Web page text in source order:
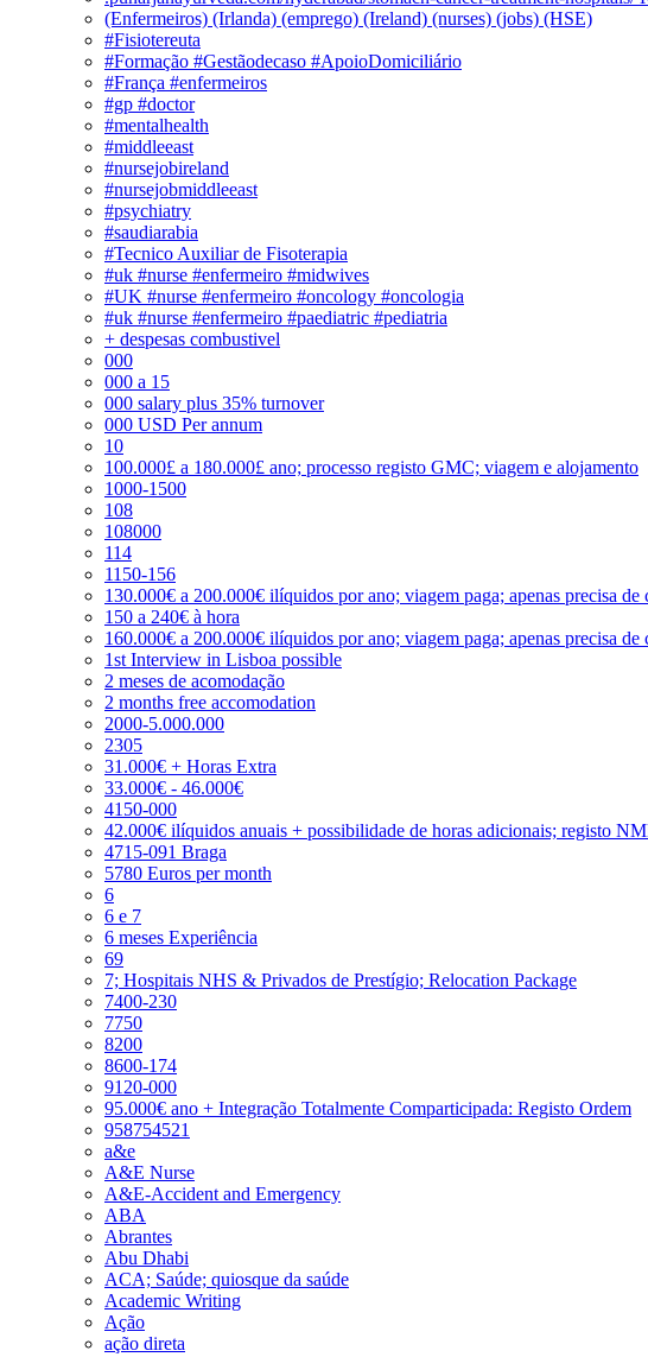
(Enfermeiros) (Irlanda) (emprego) (Ireland) (nurses) (jobs) (HSE)
#Fisiotereuta
#Formação #Gestãodecaso #ApoioDomiciliário
#França #enfermeiros
#gp #doctor
#mentalhealth
#middleeast
#nursejobireland
#nursejobmiddleeast
#psychiatry
#saudiarabia
#Tecnico Auxiliar de Fisoterapia
#uk #nurse #enfermeiro #midwives
#UK #nurse #enfermeiro #oncology #oncologia
#uk #nurse #enfermeiro #paediatric #pediatria
+ despesas combustivel
000
000 a 15
000 salary plus 35% turnover
000 USD Per annum
10
100.000£ a 180.000£ ano; processo registo GMC; viagem e alojamento
1000-1500
108
108000
114
1150-156
130.000€ a 200.000€ ilíquidos por ano; viagem paga; apenas precisa
150 a 240€ à hora
160.000€ a 200.000€ ilíquidos por ano; viagem paga; apenas precisa
1st Interview in Lisboa possible
2 meses de acomodação
2 months free accomodation
2000-5.000.000
2305
31.000€ + Horas Extra
33.000€ - 46.000€
4150-000
42.000€ ilíquidos anuais + possibilidade de horas adicionais; registo
4715-091 Braga
5780 Euros per month
6
6 e 7
6 meses Experiência
69
7; Hospitais NHS & Privados de Prestígio; Relocation Package
7400-230
7750
8200
8600-174
9120-000
95.000€ ano + Integração Totalmente Comparticipada: Registo Ordem
958754521
a&e
A&E Nurse
A&E-Accident and Emergency
ABA
Abrantes
Abu Dhabi
ACA; Saúde; quiosque da saúde
Academic Writing
Ação
ação direta